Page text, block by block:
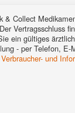
& Collect
Vertragsschluss
ein gültiges
- per Telefon,
und